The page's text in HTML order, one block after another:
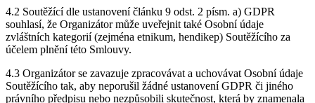
4.2 Soutěžící dle ustanovení článku 9 odst. 2 písm. a) GDPR
souhlasí, že Organizátor může uveřejnit také Osobní údaje
zvláštních kategorií (zejména etnikum, hendikep) Soutěžícího za
účelem plnění této Smlouvy.
4.3 Organizátor se zavazuje zpracovávat a uchovávat Osobní údaje
Soutěžícího tak, aby neporušil žádné ustanovení GDPR či jiného
právního předpisu nebo nezpůsobili skutečnost, která by znamenala